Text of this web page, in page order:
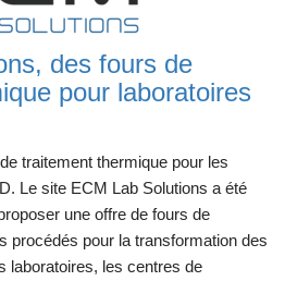
des fours de
pour laboratoires
traitement thermique pour les
Le site ECM Lab Solutions a été
une offre de fours de
procédés pour la transformation des
laboratoires, les centres de